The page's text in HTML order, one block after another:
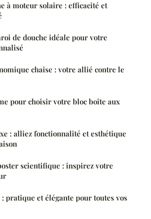
à moteur solaire : efficacité et
de douche idéale pour votre
chaise : votre allié contre le
pour choisir votre bloc boîte aux
: alliez fonctionnalité et esthétique
scientifique : inspirez votre
pratique et élégante pour toutes vos